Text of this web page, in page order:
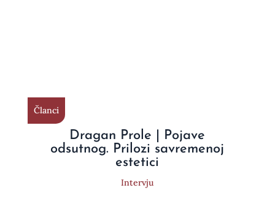
Članci
Dragan Prole | Pojave
odsutnog. Prilozi savremenoj
estetici
Intervju